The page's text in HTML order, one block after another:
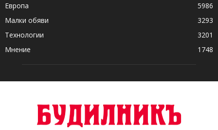
Европа
5986
Малки обяви
3293
Технологии
3201
Мнение
1748